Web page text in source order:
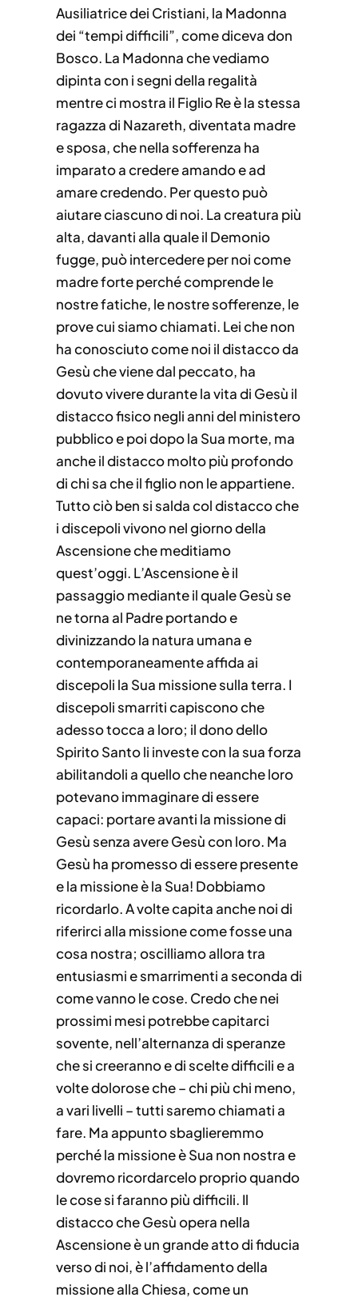
Ausiliatrice dei Cristiani, la Madonna
dei “tempi difficili”, come diceva don
Bosco. La Madonna che vediamo
dipinta con i segni della regalità
mentre ci mostra il Figlio Re è la stessa
ragazza di Nazareth, diventata madre
e sposa, che nella sofferenza ha
imparato a credere amando e ad
amare credendo. Per questo può
aiutare ciascuno di noi. La creatura più
alta, davanti alla quale il Demonio
fugge, può intercedere per noi come
madre forte perché comprende le
nostre fatiche, le nostre sofferenze, le
prove cui siamo chiamati. Lei che non
ha conosciuto come noi il distacco da
Gesù che viene dal peccato, ha
dovuto vivere durante la vita di Gesù il
distacco fisico negli anni del ministero
pubblico e poi dopo la Sua morte, ma
anche il distacco molto più profondo
di chi sa che il figlio non le appartiene.
Tutto ciò ben si salda col distacco che
i discepoli vivono nel giorno della
Ascensione che meditiamo
quest’oggi. L’Ascensione è il
passaggio mediante il quale Gesù se
ne torna al Padre portando e
divinizzando la natura umana e
contemporaneamente affida ai
discepoli la Sua missione sulla terra. I
discepoli smarriti capiscono che
adesso tocca a loro; il dono dello
Spirito Santo li investe con la sua forza
abilitandoli a quello che neanche loro
potevano immaginare di essere
capaci: portare avanti la missione di
Gesù senza avere Gesù con loro. Ma
Gesù ha promesso di essere presente
e la missione è la Sua! Dobbiamo
ricordarlo. A volte capita anche noi di
riferirci alla missione come fosse una
cosa nostra; oscilliamo allora tra
entusiasmi e smarrimenti a seconda di
come vanno le cose. Credo che nei
prossimi mesi potrebbe capitarci
sovente, nell’alternanza di speranze
che si creeranno e di scelte difficili e a
volte dolorose che – chi più chi meno,
a vari livelli – tutti saremo chiamati a
fare. Ma appunto sbaglieremmo
perché la missione è Sua non nostra e
dovremo ricordarcelo proprio quando
le cose si faranno più difficili. Il
distacco che Gesù opera nella
Ascensione è un grande atto di fiducia
verso di noi, è l’affidamento della
missione alla Chiesa, come un